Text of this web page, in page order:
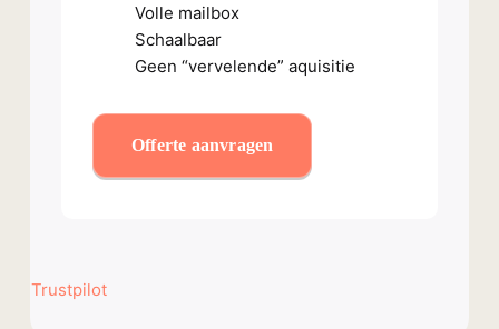
Volle mailbox
Schaalbaar
Geen “vervelende” aquisitie
Offerte aanvragen
Trustpilot